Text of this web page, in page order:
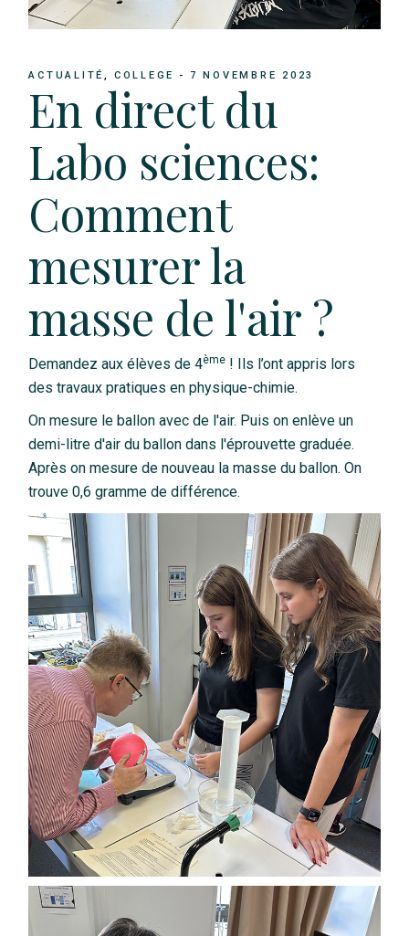
ACTUALITÉ COLLEGE 7 NOVEMBRE 2023
En direct du
Labo sciences:
Comment
mesurer la
masse de l'air ?
Demandez aux élèves de 4ème ! Ils l’ont appris lors
des travaux pratiques en physique-chimie.
On mesure le ballon avec de l'air. Puis on enlève un
demi-litre d'air du ballon dans l'éprouvette graduée.
Après on mesure de nouveau la masse du ballon. On
trouve 0,6 gramme de différence.